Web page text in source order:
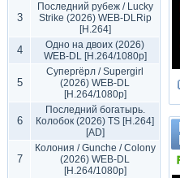
3
Последний рубеж / Lucky
Strike (2026) WEB-DLRip
[H.264]
4
Одно на двоих (2026)
WEB-DL [H.264/1080p]
5
Супергёрл / Supergirl
(2026) WEB-DL
[H.264/1080p]
6
Последний богатырь.
Колобок (2026) TS [H.264]
[AD]
7
Колония / Gunche / Colony
(2026) WEB-DL
[H.264/1080p]